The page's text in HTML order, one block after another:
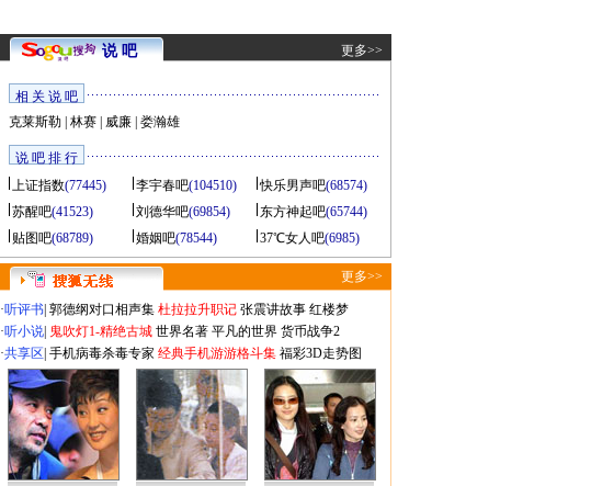
说 吧 更多>>
相 关 说 吧
克莱斯勒| 林赛| 威廉| 娄瀚雄
说 吧 排 行
上证指数(77445) 李宇春吧(104510) 快乐男声吧(68574)
苏醒吧(41523) 刘德华吧(69854) 东方神起吧(65744)
贴图吧(68789) 婚姻吧(78544) 37℃女人吧(6985)
更多>>
·听评书 郭德纲对口相声集 杜拉拉升职记 张震讲故事 红楼梦
·听小说 鬼吹灯1-精绝古城 世界名著 平凡的世界 货币战争2
·共享区 手机病毒杀毒专家 经典手机游游格斗集 福彩3D走势图